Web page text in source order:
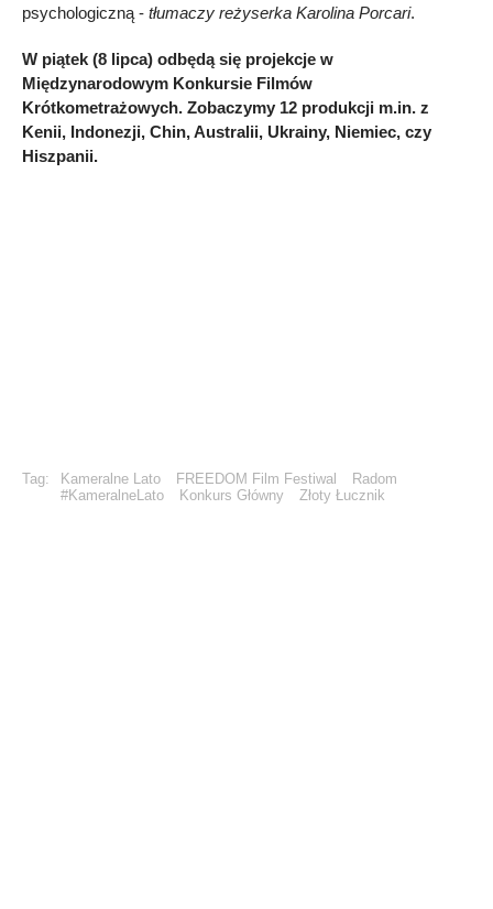
psychologiczną - tłumaczy reżyserka Karolina Porcari.
W piątek (8 lipca) odbędą się projekcje w
Międzynarodowym Konkursie Filmów
Krótkometrażowych. Zobaczymy 12 produkcji m.in. z
Kenii, Indonezji, Chin, Australii, Ukrainy, Niemiec, czy
Hiszpanii.
Tag: Kameralne Lato FREEDOM Film Festiwal
Radom
#KameralneLato
Konkurs Główny Złoty Łucznik